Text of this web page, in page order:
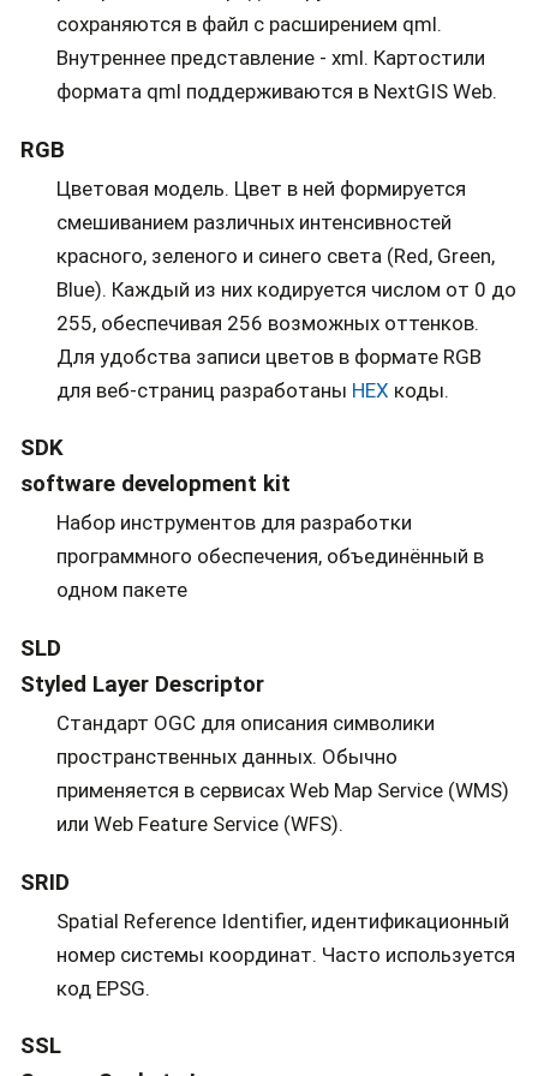
сохраняются в файл с расширением qml.
Внутреннее представление - xml. Картостили
формата qml поддерживаются в NextGIS Web.
RGB
Цветовая модель. Цвет в ней формируется
смешиванием различных интенсивностей
красного, зеленого и синего света (Red, Green,
Blue). Каждый из них кодируется числом от 0 до
255, обеспечивая 256 возможных оттенков.
Для удобства записи цветов в формате RGB
для веб-страниц разработаны HEX коды.
SDK
software development kit
Набор инструментов для разработки
программного обеспечения, объединённый в
одном пакете
SLD
Styled Layer Descriptor
Стандарт OGC для описания символики
пространственных данных. Обычно
применяется в сервисах Web Map Service (WMS)
или Web Feature Service (WFS).
SRID
Spatial Reference Identifier, идентификационный
номер системы координат. Часто используется
код EPSG.
SSL